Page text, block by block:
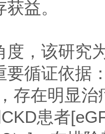
益。
度，该研究
要循证依据
存在明显
患者